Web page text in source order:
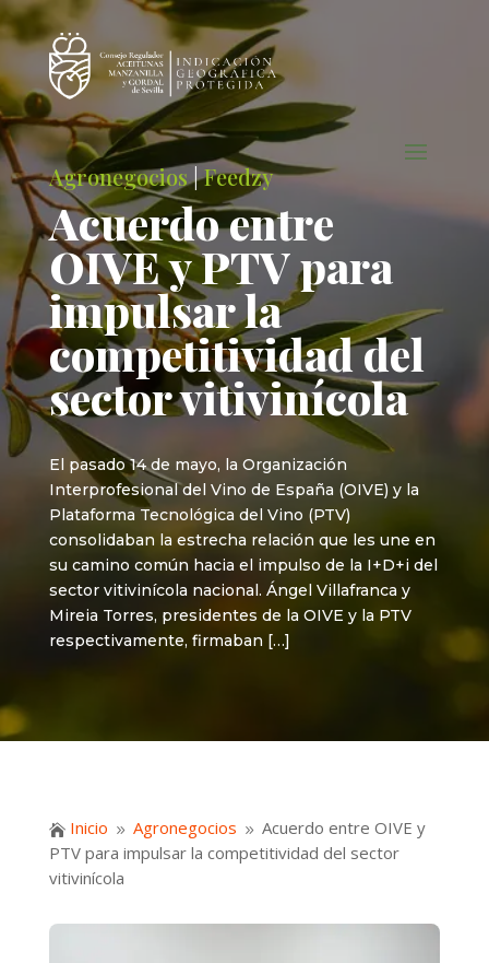
Agronegocios|Feedzy
Acuerdo entre
OIVE y PTV para
impulsar la
competitividad del
sector vitivinícola
El pasado 14 de mayo, la Organización
Interprofesional del Vino de España (OIVE) y la
Plataforma Tecnológica del Vino (PTV)
consolidaban la estrecha relación que les une en
su camino común hacia el impulso de la I+D+i del
sector vitivinícola nacional. Ángel Villafranca y
Mireia Torres, presidentes de la OIVE y la PTV
respectivamente, firmaban […]
 Inicio 9 Agronegocios 9 Acuerdo entre OIVE y
PTV para impulsar la competitividad del sector
vitivinícola